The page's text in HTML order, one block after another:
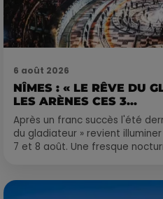
6 août 2026
NÎMES : « LE RÊVE DU
LES ARÈNES CES 3...
Après un franc succès l'été
du gladiateur » revient
7 et 8 août. Une fresque